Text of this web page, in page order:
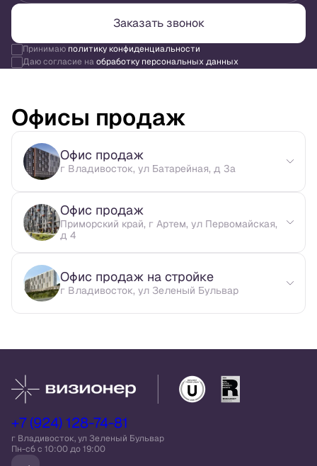
Заказать звонок
Принимаю политику конфиденциальности
Даю согласие наобработку персональных данных
Офисы продаж
Офис продаж
г Владивосток, ул Батарейная, д 3а
Офис продаж
Приморский край, г Артем, ул Первомайская,
д 4
Офис продаж на стройке
г Владивосток, ул Зеленый Бульвар
+7 (924) 128-74-81
г Владивосток, ул Зеленый Бульвар
Пн-сб c 10:00 до 19:00